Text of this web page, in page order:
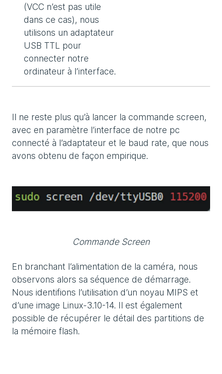
(VCC n’est pas utile
dans ce cas), nous
utilisons un adaptateur
USB TTL pour
connecter notre
ordinateur à l’interface.
Il ne reste plus qu’à lancer la commande screen,
avec en paramètre l’interface de notre pc
connecté à l’adaptateur et le baud rate, que nous
avons obtenu de façon empirique.
Commande Screen
En branchant l’alimentation de la caméra, nous
observons alors sa séquence de démarrage.
Nous identifions l’utilisation d’un noyau MIPS et
d’une image Linux-3.10-14. Il est également
possible de récupérer le détail des partitions de
la mémoire flash.